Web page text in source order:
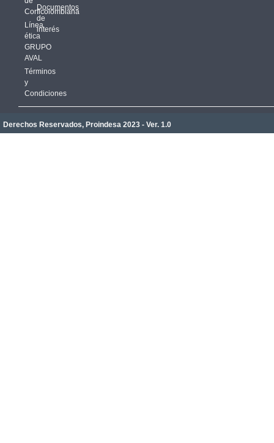
Corficolombiana
Línea
ética
GRUPO
AVAL
Términos
y
Condiciones
Documentos
de
interés
Derechos Reservados, Proindesa 2023 - Ver. 1.0